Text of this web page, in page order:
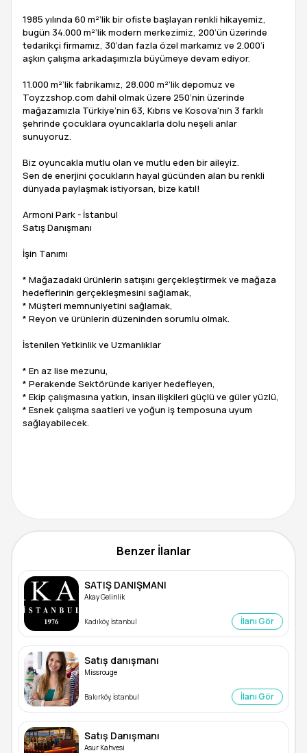
1985 yılında 60 m²’lik bir ofiste başlayan renkli hikayemiz,
bugün 34.000 m²’lik modern merkezimiz, 200’ün üzerinde
tedarikçi firmamız, 30’dan fazla özel markamız ve 2.000’i
aşkın çalışma arkadaşımızla büyümeye devam ediyor.
11.000 m²’lik fabrikamız, 28.000 m²’lik depomuz ve
Toyzzshop.com dahil olmak üzere 250’nin üzerinde
mağazamızla Türkiye’nin 63, Kıbrıs ve Kosova'nın 3 farklı
şehrinde çocuklara oyuncaklarla dolu neşeli anlar
sunuyoruz.
Biz oyuncakla mutlu olan ve mutlu eden bir aileyiz.
Sen de enerjini çocukların hayal gücünden alan bu renkli
dünyada paylaşmak istiyorsan, bize katıl!
Armoni Park - İstanbul
Satış Danışmanı
İşin Tanımı
* Mağazadaki ürünlerin satışını gerçekleştirmek ve mağaza
hedeflerinin gerçekleşmesini sağlamak,
* Müşteri memnuniyetini sağlamak,
* Reyon ve ürünlerin düzeninden sorumlu olmak.
İstenilen Yetkinlik ve Uzmanlıklar
* En az lise mezunu,
* Perakende Sektöründe kariyer hedefleyen,
* Ekip çalışmasına yatkın, insan ilişkileri güçlü ve güler yüzlü,
* Esnek çalışma saatleri ve yoğun iş temposuna uyum
sağlayabilecek.
Benzer İlanlar
SATIŞ DANIŞMANI
Akay Gelinlik
Kadıköy, İstanbul İlanı Gör
Satış danışmanı
Missrouge
Bakırköy, İstanbul İlanı Gör
Satış Danışmanı
Asur Kahvesi